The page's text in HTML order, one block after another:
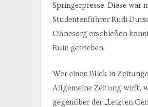
Springerpresse. Diese
Studentenführer Rudi
Ohnesorg erschießen
Ruin getrieben.
Wer einen Blick in
Allgemeine Zeitung wirft,
gegenüber der „Letzten